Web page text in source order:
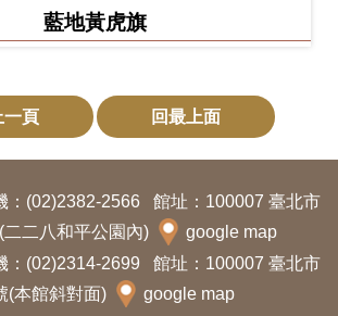
藍地黃虎旗
一頁 回最上面
：(02)2382-2566
館址：100007 臺北市
二八和平公園內)
google map
：(02)2314-2699
館址：100007 臺北市
(本館斜對面)
google map